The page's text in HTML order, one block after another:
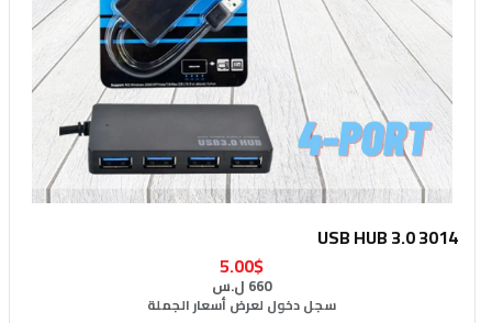
USB HUB 3.0 3014
5.00$
660 ل.س
سجل دخول لعرض أسعار الجملة